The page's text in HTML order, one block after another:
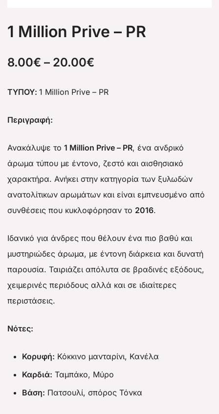
1 Million Prive – PR
8.00€ – 20.00€
ΤΥΠΟΥ: 1 Million Prive – PR
Περιγραφή:
Ανακάλυψε το 1 Million Prive – PR, ένα ανδρικό
άρωμα τύπου με έντονο, ζεστό και αισθησιακό
χαρακτήρα. Ανήκει στην κατηγορία των ξυλωδών
ανατολίτικων αρωμάτων και είναι εμπνευσμένο από
συνθέσεις που κυκλοφόρησαν το 2016.
Ιδανικό για άνδρες που θέλουν ένα πιο βαθύ και
μυστηριώδες άρωμα, με έντονη διάρκεια και δυνατή
παρουσία. Ταιριάζει απόλυτα σε βραδινές εξόδους,
χειμερινές περιόδους αλλά και σε ιδιαίτερες
περιστάσεις.
Νότες:
Κορυφή: Κόκκινο μανταρίνι, Κανέλα
Καρδιά: Ταμπάκο, Μύρο
Βάση: Πατσουλί, σπόρος Τόνκα